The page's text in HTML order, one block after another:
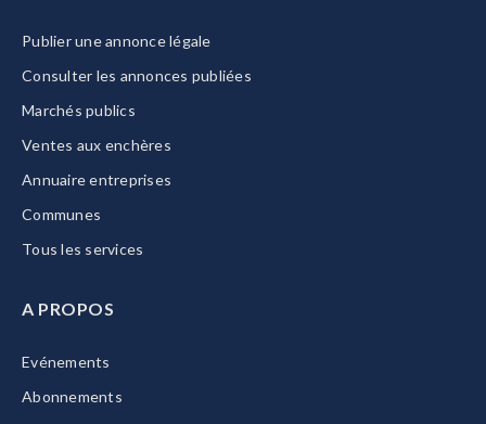
Publier une annonce légale
Consulter les annonces publiées
Marchés publics
Ventes aux enchères
Annuaire entreprises
Communes
Tous les services
A PROPOS
Evénements
Abonnements